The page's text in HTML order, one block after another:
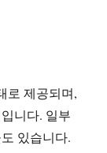
로 제공되며,
니다. 일부
있습니다.